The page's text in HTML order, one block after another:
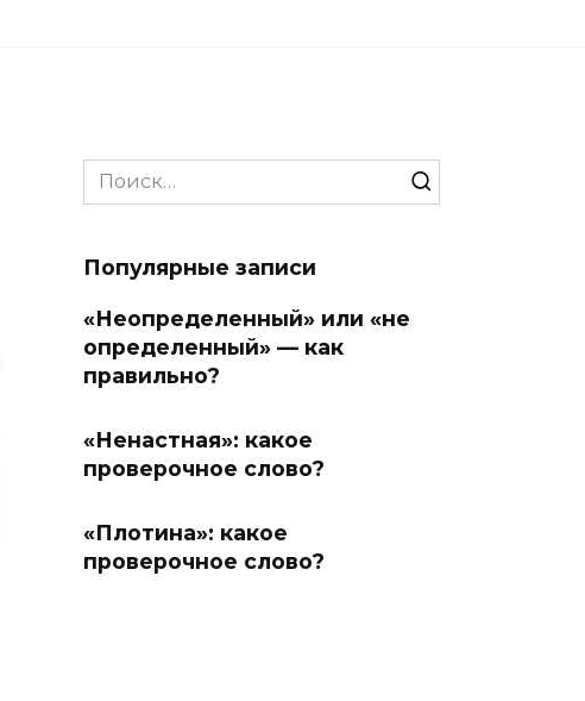
Search
for:
Популярные записи
«Неопределенный» или «не
определенный» — как
правильно?
«Ненастная»: какое
проверочное слово?
«Плотина»: какое
проверочное слово?